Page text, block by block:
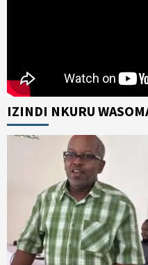
IZINDI NKURU